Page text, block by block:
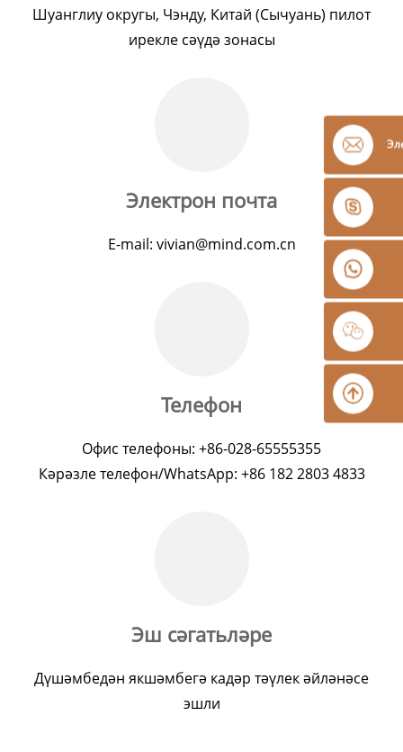
Шуанглиу округы, Чэнду, Китай (Сычуань) пилот
ирекле сәүдә зонасы
Электрон почта
E-mail: vivian@mind.com.cn
Телефон
Офис телефоны: +86-028-65555355
Кәрәзле телефон/WhatsApp: +86 182 2803 4833
Эш сәгатьләре
Дүшәмбедән якшәмбегә кадәр тәүлек әйләнәсе
эшли